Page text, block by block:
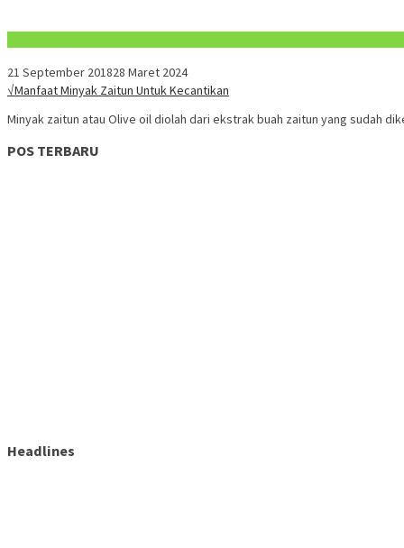
21 September 201828 Maret 2024
√Manfaat Minyak Zaitun Untuk Kecantikan
Minyak zaitun atau Olive oil diolah dari ekstrak buah zaitun yang sudah
POS TERBARU
Headlines